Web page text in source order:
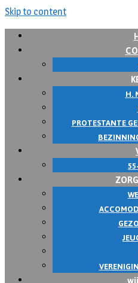
Skip to content
H.
PROTESTANTE